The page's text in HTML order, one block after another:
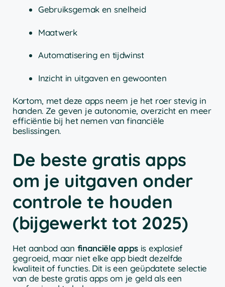
Gebruiksgemak en snelheid
Maatwerk
Automatisering en tijdwinst
Inzicht in uitgaven en gewoonten
Kortom, met deze apps neem je het roer stevig in
handen. Ze geven je autonomie, overzicht en meer
efficiëntie bij het nemen van financiële
beslissingen.
De beste gratis apps
om je uitgaven onder
controle te houden
(bijgewerkt tot 2025)
Het aanbod aan financiële apps is explosief
gegroeid, maar niet elke app biedt dezelfde
kwaliteit of functies. Dit is een geüpdatete selectie
van de beste gratis apps om je geld als een